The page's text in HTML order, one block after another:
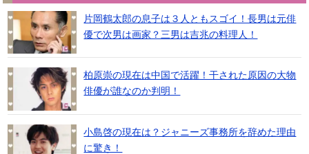
片岡鶴太郎の息子は３人ともスゴイ！長男は元俳
優で次男は画家？三男は吉兆の料理人！
柏原崇の現在は中国で活躍！干された原因の大物
俳優が誰なのか判明！
小島啓の現在は？ジャニーズ事務所を辞めた理由
に驚き！